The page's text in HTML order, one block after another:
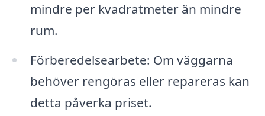
mindre per kvadratmeter än mindre
rum.
Förberedelsearbete: Om väggarna
behöver rengöras eller repareras kan
detta påverka priset.